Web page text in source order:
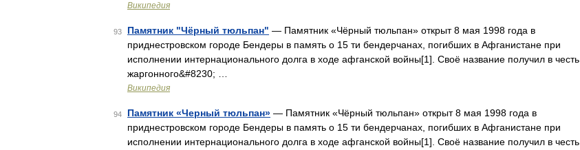
Википедия
93 Памятник "Чёрный тюльпан" — Памятник «Чёрный тюльпан» открыт 8 мая 1998 года в
приднестровском городе Бендеры в память о 15 ти бендерчанах, погибших в Афганистане при
исполнении интернационального долга в ходе афганской войны[1]. Своё название получил в честь
жаргонного&#8230; …
Википедия
94 Памятник «Черный тюльпан» — Памятник «Чёрный тюльпан» открыт 8 мая 1998 года в
приднестровском городе Бендеры в память о 15 ти бендерчанах, погибших в Афганистане при
исполнении интернационального долга в ходе афганской войны[1]. Своё название получил в честь